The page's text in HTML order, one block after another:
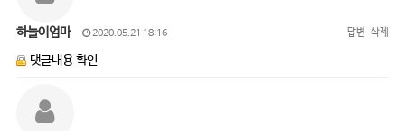
하늘이엄마 2020.05.21 18:16 답변 삭제
댓글내용 확인